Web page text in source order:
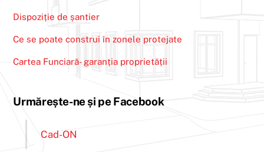
Dispoziție de șantier
Ce se poate construi în zonele protejate
Cartea Funciară- garanția proprietății
Urmărește-ne și pe Facebook
Cad-ON